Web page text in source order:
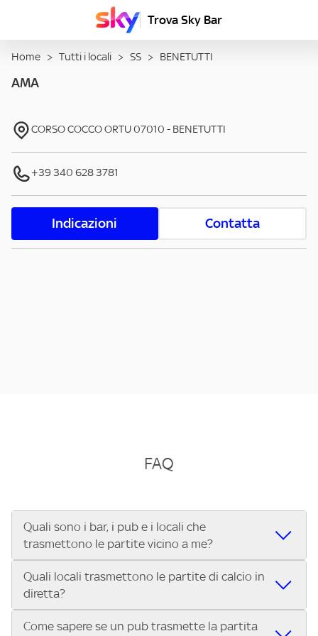
Trova Sky Bar
Home > Tutti i locali > SS > BENETUTTI
AMA
CORSO COCCO ORTU 07010 - BENETUTTI
+39 340 628 3781
Indicazioni Contatta
FAQ
Quali sono i bar, i pub e i locali che
trasmettono le partite vicino a me?
Se cerchi un bar, pub, ristorante o locale vicino a te per
vedere le partite di Serie A ENILIVE, la Serie C Sky Wifi, la
UEFA Champions League, la UEFA Europa League, la UEFA
Conference League, il Tennis, la Formula 1®, la MotoGP™ e
Quali locali trasmettono le partite di calcio in
diretta?
Vuoi sapere quali bar, pub o ristoranti mostrano le partite
Come sapere se un pub trasmette la partita